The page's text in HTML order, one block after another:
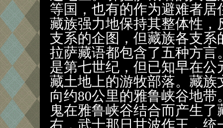
等国，也有的作为避难者
藏族强力地保持其整体性
支系的企图，但藏族各支
拉萨藏语都包含了五种方
是第七世纪，但已知早在
藏土地上的游牧部落。藏
向约80公里的雅鲁峡谷地
鬼在雅鲁峡谷结合而产生了
右，武士那日甘波作王，